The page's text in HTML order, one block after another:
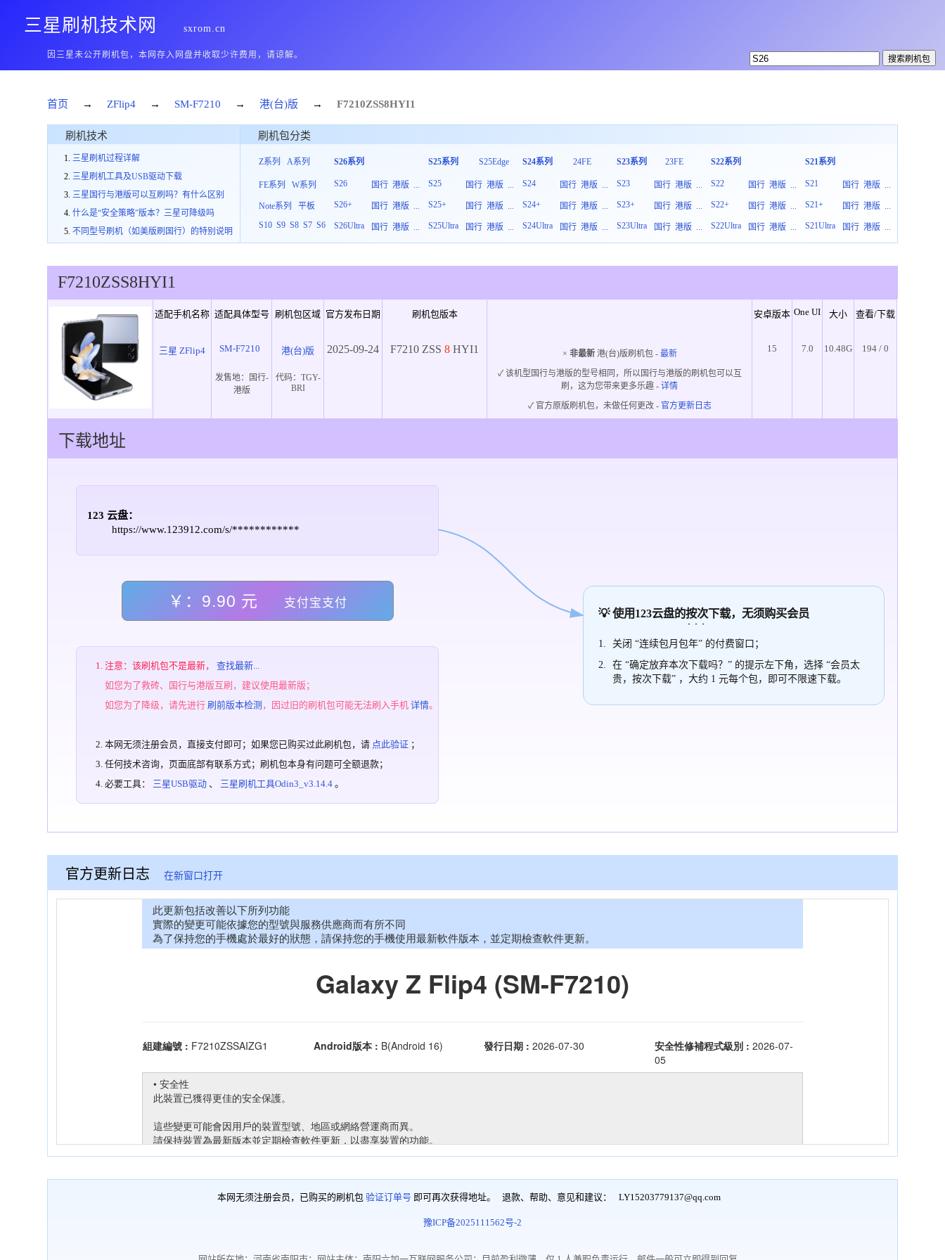
三星刷机技术网 sxrom.cn
因三星未公开刷机包，本网存入网盘并收取少许费用，请谅解。
首页 → ZFlip4 → SM-F7210 → 港(台)版 → F7210ZSS8HYI1
刷机技术
三星刷机过程详解
三星刷机工具及USB驱动下载
三星国行与港版可以互刷吗？有什么区别
什么是“安全策略”版本？三星可降级吗
不同型号刷机（如美版刷国行）的特别说明
刷机包分类
Z系列 A系列
FE系列 W系列
Note系列
平板
S10 S9 S8 S7 S6
S26系列
S26 国行 港版 ...
S26+
国行 港版 ...
S26Ultra
国行 港版 ...
S25系列 S25Edge
S25 国行 港版 ...
S25+
国行 港版 ...
S25Ultra
国行 港版 ...
S24系列 24FE
S24 国行 港版 ...
S24+
国行 港版 ...
S24Ultra
国行 港版 ...
S23系列 23FE
S23 国行 港版 ...
S23+
国行 港版 ...
S23Ultra
国行 港版 ...
S22系列
S22 国行 港版 ...
S22+
国行 港版 ...
S22Ultra
国行 港版 ...
S21系列
S21 国行 港版 ...
S21+
国行 港版 ...
S21Ultra
国行 港版 ...
F7210ZSS8HYI1
适配手机名称 适配具体型号 刷机包区域 官方发布日期 刷机包版本 安卓版本 One UI 大小 查看/下载
三星 ZFlip4 SM-F7210 港(台)版 2025-09-24 F7210 ZSS 8 HYI1 × 非最新港(台)版刷机包 - 最新
✓ 该机型国行与港版的型号相同，所以国行与港版的刷机包可以互
刷，这为您带来更多乐趣 -详情
✓ 官方原版刷机包，未做任何更改 - 官方更新日志
15 7.0 10.48G 194 / 0
发售地：
国行-
港版
代码： TGY-
BRI
下载地址
123 云盘：
https://www.123912.com/s/************
￥：9.90 元 支付宝支付
注意：该刷机包不是最新，查找最新...
如您为了救砖、国行与港版互刷，建议使用最新版；
如您为了降级，请先进行 刷前版本检测 ，因过旧的刷机包可能无法刷入手机详情。
本网无须注册会员，直接支付即可；如果您已购买过此刷机包，请 点此验证 ；
任何技术咨询，页面底部有联系方式；刷机包本身有问题可全额退款；
必要工具： 三星USB驱动 、 三星刷机工具Odin3_v3.14.4 。
💡 使用123云盘的按次下载，无须购买会员
关闭 “连续包月包年” 的付费窗口；
在 “确定放弃本次下载吗？” 的提示左下角，选择 “会员太
贵，按次下载” ，大约 1 元每个包，即可不限速下载。
官方更新日志在新窗口打开
本网无须注册会员，已购买的刷机包 验证订单号 即可再次获得地址。 退款、帮助、意见和建议： LY15203779137@qq.com
豫ICP备2025111562号-2